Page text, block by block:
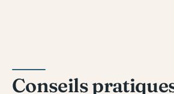
Conseils